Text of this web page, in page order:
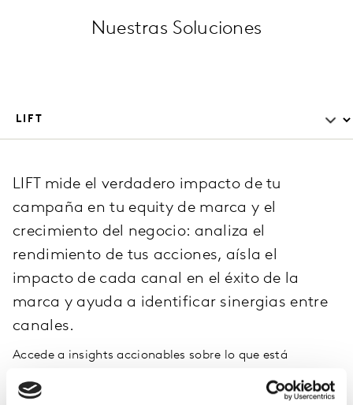
Nuestras Soluciones
LIFT mide el verdadero impacto de tu
campaña en tu equity de marca y el
crecimiento del negocio: analiza el
rendimiento de tus acciones, aísla el
impacto de cada canal en el éxito de la
marca y ayuda a identificar sinergias entre
canales.
Accede a insights accionables sobre lo que está
impactar a tus audiencias objetivo y toma mejores